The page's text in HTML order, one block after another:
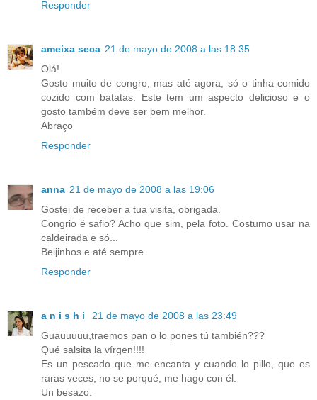
Responder
ameixa seca 21 de mayo de 2008 a las 18:35
Olá!
Gosto muito de congro, mas até agora, só o tinha comido
cozido com batatas. Este tem um aspecto delicioso e o
gosto também deve ser bem melhor.
Abraço
Responder
anna 21 de mayo de 2008 a las 19:06
Gostei de receber a tua visita, obrigada.
Congrio é safio? Acho que sim, pela foto. Costumo usar na
caldeirada e só...
Beijinhos e até sempre.
Responder
a n i s h i
21 de mayo de 2008 a las 23:49
Guauuuuu,traemos pan o lo pones tú también???
Qué salsita la vírgen!!!!
Es un pescado que me encanta y cuando lo pillo, que es
raras veces, no se porqué, me hago con él.
Un besazo.